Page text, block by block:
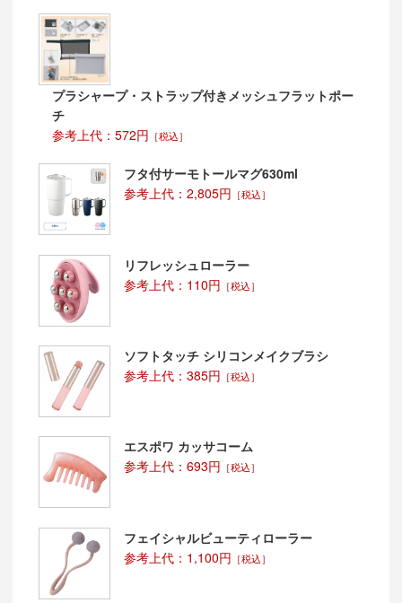
プラシャープ・ストラップ付きメッシュフラットポー
チ
参考上代：572円 ［税込］
フタ付サーモトールマグ630ml
参考上代：2,805円 ［税込］
リフレッシュローラー
参考上代：110円 ［税込］
ソフトタッチ シリコンメイクブラシ
参考上代：385円 ［税込］
エスポワ カッサコーム
参考上代：693円 ［税込］
フェイシャルビューティローラー
参考上代：1,100円 ［税込］